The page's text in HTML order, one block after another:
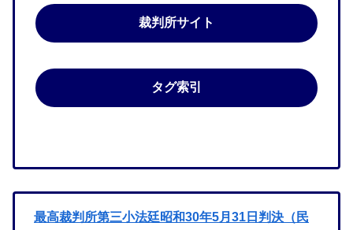
裁判所サイト
タグ索引
最高裁判所第三小法廷昭和30年5月31日判決（民